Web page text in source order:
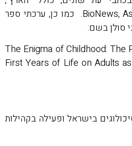
BioNews, Assia, Medicine and Law. כמו כן, ערכתי ספר
סולן בשם:
The Enigma of Childhood:
First Years of Life on Adults
בישראל ופעילה בקהילות